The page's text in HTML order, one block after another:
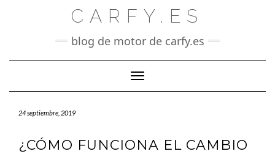
CARFY.ES
blog de motor de carfy.es
Cambiar modo de navegación
24 septiembre, 2019
¿CÓMO FUNCIONA EL CAMBIO